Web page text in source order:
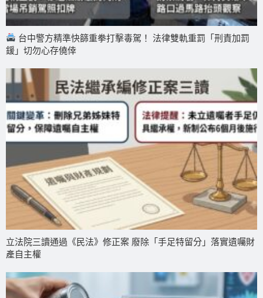
台中警方精準快篩重拳打擊毒駕！ 法律雙軌重罰「刑責加罰
鍰」切勿心存僥倖
立法院三讀通過《民法》修正案 廢除「手足特留分」落實遺囑財
產自主權